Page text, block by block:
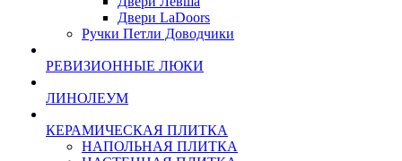
Двери LaDoors
Ручки Петли Доводчики
РЕВИЗИОННЫЕ ЛЮКИ
ЛИНОЛЕУМ
КЕРАМИЧЕСКАЯ ПЛИТКА
НАПОЛЬНАЯ ПЛИТКА